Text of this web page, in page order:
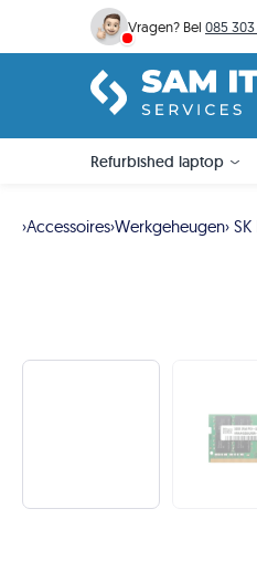
Vragen? Bel 085
Refurbished laptop
›Accessoires›Werkgeheugen›